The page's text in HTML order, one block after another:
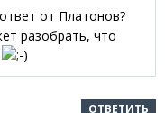
от Платонов?
разобрать, что
ОТВЕТИТЬ